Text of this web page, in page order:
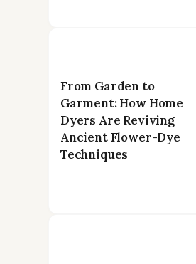
From Garden to
Garment: How Home
Dyers Are Reviving
Ancient Flower-Dye
Techniques